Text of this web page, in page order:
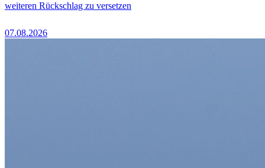
weiteren Rückschlag zu versetzen
07.08.2026